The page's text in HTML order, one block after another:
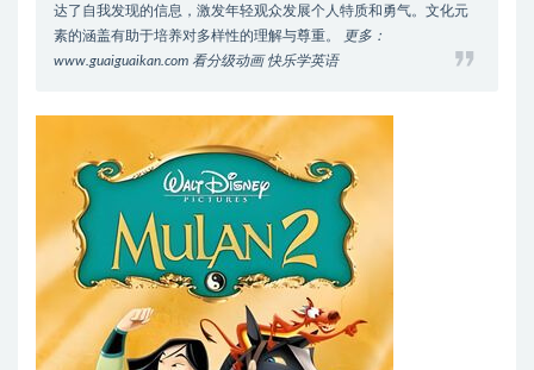
达了自我发现的信息，激发年轻观众发展个人特质和勇气。文化元
素的涵盖有助于培养对多样性的理解与尊重。
更多：
www.guaiguaikan.com 看分级动画 快乐学英语